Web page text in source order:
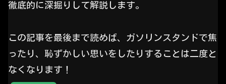
徹底的に深掘りして解説します。
この記事を最後まで読めば、ガソリンスタンドで焦
ったり、恥ずかしい思いをしたりすることは二度と
なくなります！